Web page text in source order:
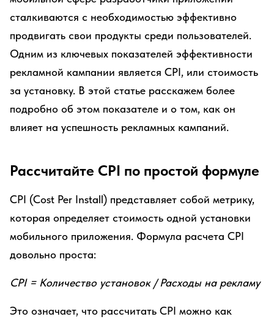
сталкиваются с необходимостью эффективно
продвигать свои продукты среди пользователей.
Одним из ключевых показателей эффективности
рекламной кампании является CPI, или стоимость
за установку. В этой статье расскажем более
подробно об этом показателе и о том, как он
влияет на успешность рекламных кампаний.
Рассчитайте CPI по простой формуле
CPI (Cost Per Install) представляет собой метрику,
которая определяет стоимость одной установки
мобильного приложения. Формула расчета CPI
довольно проста:
CPI = Количество установок / Расходы на рекламу
Это означает, что рассчитать CPI можно как